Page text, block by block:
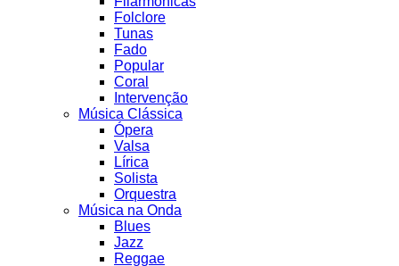
Folclore
Tunas
Fado
Popular
Coral
Intervenção
Música Clássica
Ópera
Valsa
Lírica
Solista
Orquestra
Música na Onda
Blues
Jazz
Reggae